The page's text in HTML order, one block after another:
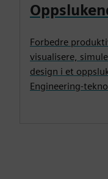
Forbedre
visualisere,
design i et
Engineering-